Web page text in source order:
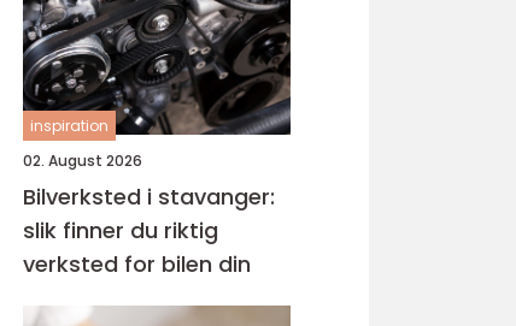
inspiration
02. August 2026
Bilverksted i stavanger:
slik finner du riktig
verksted for bilen din